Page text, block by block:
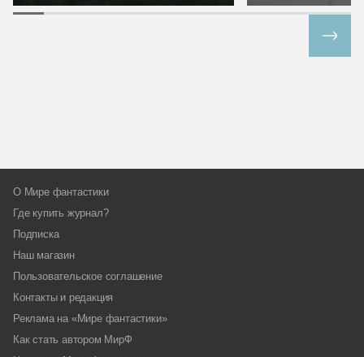
О Мире фантастики
Где купить журнал?
Подписка
Наш магазин
Пользовательское соглашение
Контакты и редакция
Реклама на «Мире фантастики»
Как стать автором МирФ